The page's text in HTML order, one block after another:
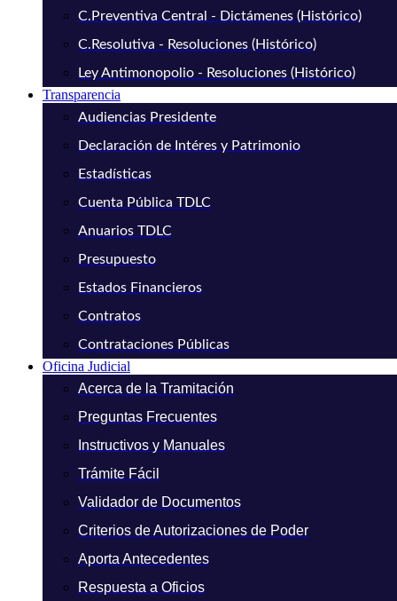
C.Preventiva Central - Dictámenes (Histórico)
C.Resolutiva - Resoluciones (Histórico)
Ley Antimonopolio - Resoluciones (Histórico)
Transparencia
Audiencias Presidente
Declaración de Intéres y Patrimonio
Estadísticas
Cuenta Pública TDLC
Anuarios TDLC
Presupuesto
Estados Financieros
Contratos
Contrataciones Públicas
Oficina Judicial
Acerca de la Tramitación
Preguntas Frecuentes
Instructivos y Manuales
Trámite Fácil
Validador de Documentos
Criterios de Autorizaciones de Poder
Aporta Antecedentes
Respuesta a Oficios